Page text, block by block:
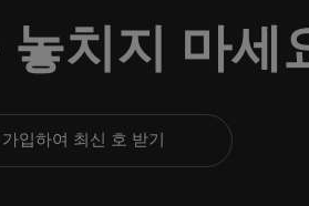
놓치지 마세
가입하여 최신 호 받기